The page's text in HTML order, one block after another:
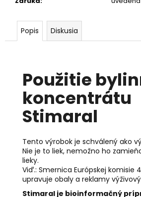
Popis Diskusia
Použitie
koncentrátu
Stimaral
Tento výrobok je schválený ako
Nie je to liek, nemožno ho
lieky.
Viď.: Smernica Európskej komisie
upravuje obaly a reklamy
Stimaral je bioinformačný
p
ú
KÓD
368
BALZAM
DYMIACEJ
ROKLINY
€11,50